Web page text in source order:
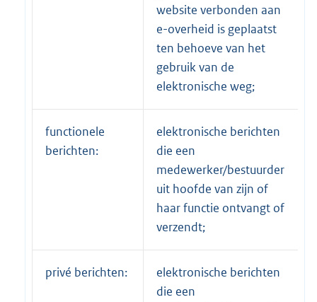
website verbonden aan
e-overheid is geplaatst
ten behoeve van het
gebruik van de
elektronische weg;
functionele
berichten:
elektronische berichten
die een
medewerker/bestuurder
uit hoofde van zijn of
haar functie ontvangt of
verzendt;
privé berichten:
elektronische berichten
die een